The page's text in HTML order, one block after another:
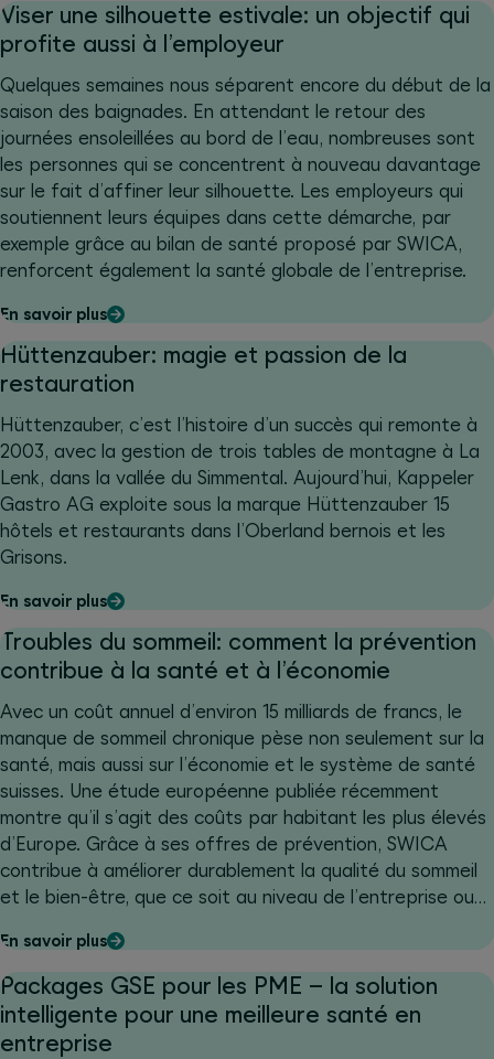
Viser une silhouette estivale: un objectif qui
profite aussi à l’employeur
Quelques semaines nous séparent encore du début de la
saison des baignades. En attendant le retour des
journées ensoleillées au bord de l’eau, nombreuses sont
les personnes qui se concentrent à nouveau davantage
sur le fait d’affiner leur silhouette. Les employeurs qui
soutiennent leurs équipes dans cette démarche, par
exemple grâce au bilan de santé proposé par SWICA,
renforcent également la santé globale de l’entreprise.
En savoir plus
Hüttenzauber: magie et passion de la
restauration
Hüttenzauber, c’est l’histoire d’un succès qui remonte à
2003, avec la gestion de trois tables de montagne à La
Lenk, dans la vallée du Simmental. Aujourd’hui, Kappeler
Gastro AG exploite sous la marque Hüttenzauber 15
hôtels et restaurants dans l’Oberland bernois et les
Grisons.
En savoir plus
Troubles du sommeil: comment la prévention
contribue à la santé et à l’économie
Avec un coût annuel d’environ 15 milliards de francs, le
manque de sommeil chronique pèse non seulement sur la
santé, mais aussi sur l’économie et le système de santé
suisses. Une étude européenne publiée récemment
montre qu’il s’agit des coûts par habitant les plus élevés
d’Europe. Grâce à ses offres de prévention, SWICA
contribue à améliorer durablement la qualité du sommeil
et le bien-être, que ce soit au niveau de l’entreprise ou
En savoir plus
Packages GSE pour les PME – la solution
intelligente pour une meilleure santé en
entreprise